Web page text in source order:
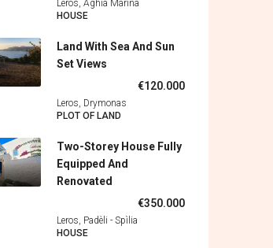
Leros, Aghia Marina
HOUSE
Land With Sea And Sun
Set Views
€120.000
Leros, Drymonas
PLOT OF LAND
Two-Storey House Fully
Equipped And
Renovated
€350.000
Leros, Padèli - Spìlia
HOUSE